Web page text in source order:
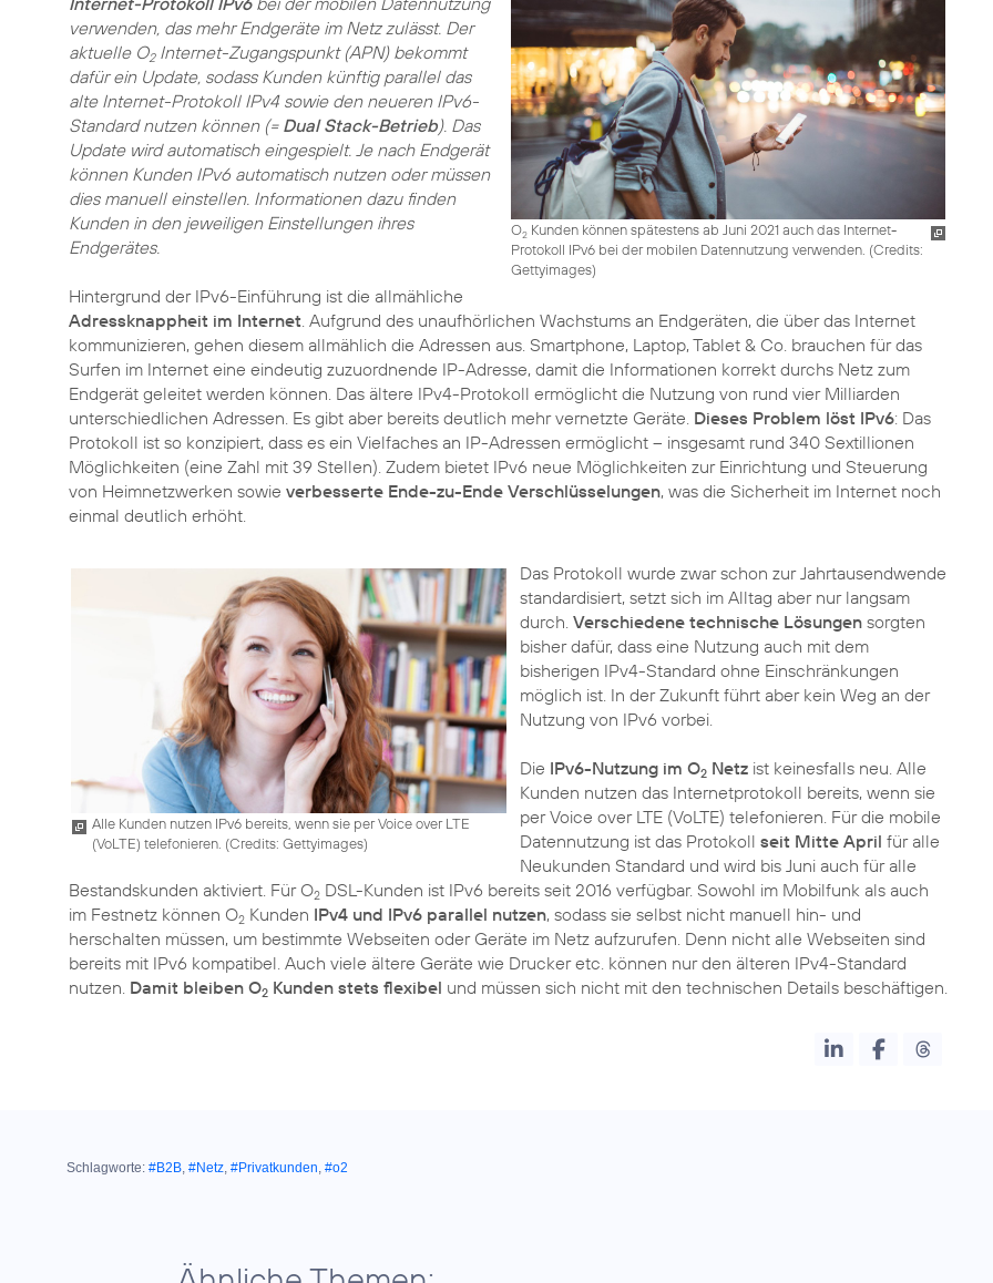
O2Kunden können spätestens ab Juni 2021 auch das Internet-
Protokoll IPv6 bei der mobilen Datennutzung verwenden. (Credits:
Gettyimages)
verwenden, das mehr Endgeräte im Netz zulässt. Der
aktuelle O2Internet-Zugangspunkt (APN) bekommt
dafür ein Update, sodass Kunden künftig parallel das
alte Internet-Protokoll IPv4 sowie den neueren IPv6-
Standard nutzen können (= Dual Stack-Betrieb). Das
Update wird automatisch eingespielt. Je nach Endgerät
können Kunden IPv6 automatisch nutzen oder müssen
dies manuell einstellen. Informationen dazu finden
Kunden in den jeweiligen Einstellungen ihres
Endgerätes.
Hintergrund der IPv6-Einführung ist die allmähliche
Adressknappheit im Internet. Aufgrund des unaufhörlichen Wachstums an Endgeräten, die über das Internet
kommunizieren, gehen diesem allmählich die Adressen aus. Smartphone, Laptop, Tablet & Co. brauchen für das
Surfen im Internet eine eindeutig zuzuordnende IP-Adresse, damit die Informationen korrekt durchs Netz zum
Endgerät geleitet werden können. Das ältere IPv4-Protokoll ermöglicht die Nutzung von rund vier Milliarden
unterschiedlichen Adressen. Es gibt aber bereits deutlich mehr vernetzte Geräte. Dieses Problem löst IPv6: Das
Protokoll ist so konzipiert, dass es ein Vielfaches an IP-Adressen ermöglicht – insgesamt rund 340 Sextillionen
Möglichkeiten (eine Zahl mit 39 Stellen). Zudem bietet IPv6 neue Möglichkeiten zur Einrichtung und Steuerung
von Heimnetzwerken sowie verbesserte Ende-zu-Ende Verschlüsselungen, was die Sicherheit im Internet noch
einmal deutlich erhöht.
Alle Kunden nutzen IPv6 bereits, wenn sie per Voice over LTE
(VoLTE) telefonieren. (Credits: Gettyimages)
Das Protokoll wurde zwar schon zur Jahrtausendwende
standardisiert, setzt sich im Alltag aber nur langsam
durch. Verschiedene technische Lösungensorgten
bisher dafür, dass eine Nutzung auch mit dem
bisherigen IPv4-Standard ohne Einschränkungen
möglich ist. In der Zukunft führt aber kein Weg an der
Nutzung von IPv6 vorbei.
Die IPv6-Nutzung im O2Netzist keinesfalls neu. Alle
Kunden nutzen das Internetprotokoll bereits, wenn sie
per Voice over LTE (VoLTE) telefonieren. Für die mobile
Datennutzung ist das Protokoll seit Mitte April für alle
Neukunden Standard und wird bis Juni auch für alle
Bestandskunden aktiviert. Für O2 DSL-Kunden ist IPv6 bereits seit 2016 verfügbar. Sowohl im Mobilfunk als auch
im Festnetz können O2 Kunden IPv4 und IPv6 parallel nutzen, sodass sie selbst nicht manuell hin- und
herschalten müssen, um bestimmte Webseiten oder Geräte im Netz aufzurufen. Denn nicht alle Webseiten sind
bereits mit IPv6 kompatibel. Auch viele ältere Geräte wie Drucker etc. können nur den älteren IPv4-Standard
nutzen. Damit bleiben O2 Kunden stets flexibel und müssen sich nicht mit den technischen Details beschäftigen.
Schlagworte: #B2B, #Netz, #Privatkunden, #o2